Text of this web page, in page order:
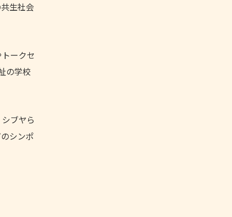
生社会
ークセ
の学校
ブヤら
シンポ